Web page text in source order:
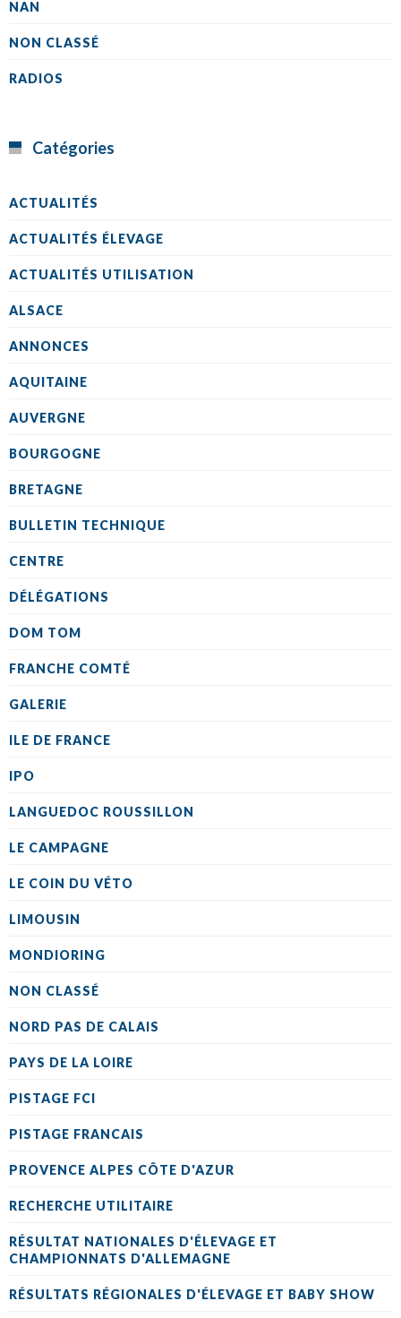
NAN
NON CLASSÉ
RADIOS
Catégories
ACTUALITÉS
ACTUALITÉS ÉLEVAGE
ACTUALITÉS UTILISATION
ALSACE
ANNONCES
AQUITAINE
AUVERGNE
BOURGOGNE
BRETAGNE
BULLETIN TECHNIQUE
CENTRE
DÉLÉGATIONS
DOM TOM
FRANCHE COMTÉ
GALERIE
ILE DE FRANCE
IPO
LANGUEDOC ROUSSILLON
LE CAMPAGNE
LE COIN DU VÉTO
LIMOUSIN
MONDIORING
NON CLASSÉ
NORD PAS DE CALAIS
PAYS DE LA LOIRE
PISTAGE FCI
PISTAGE FRANCAIS
PROVENCE ALPES CÔTE D'AZUR
RECHERCHE UTILITAIRE
RÉSULTAT NATIONALES D'ÉLEVAGE ET
CHAMPIONNATS D'ALLEMAGNE
RÉSULTATS RÉGIONALES D'ÉLEVAGE ET BABY SHOW